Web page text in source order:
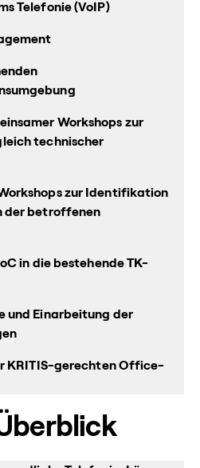
Telefonie (VoIP)
Workshops zur
technischer
zur Identifikation
der betroffenen
in die bestehende TK-
und Einarbeitung der
KRITIS-gerechten Office-